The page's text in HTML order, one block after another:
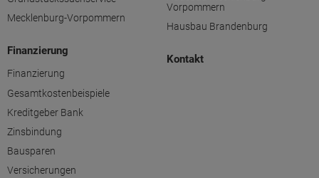
Mecklenburg-Vorpommern
Finanzierung
Finanzierung
Gesamtkostenbeispiele
Kreditgeber Bank
Zinsbindung
Bausparen
Versicherungen
Vorpommern
Hausbau Brandenburg
Kontakt